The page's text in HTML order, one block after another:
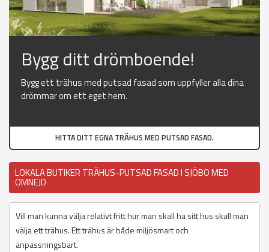
Bygg ditt drömboende!
Bygg ett trähus med putsad fasad som uppfyller alla dina
drömmar om ett eget hem.
HITTA DITT EGNA TRÄHUS MED PUTSAD FASAD.
LOKALA BUTIKER TRÄHUS-PUTSAD FASAD I SJÖBO MED
OMNEJD
Vill man kunna välja relativt fritt hur man skall ha sitt hus skall man
välja ett trähus. Ett trähus är både miljösmart och
anpassningsbart.